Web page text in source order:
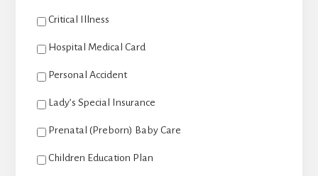
Critical Illness
Hospital Medical Card
Personal Accident
Lady’s Special Insurance
Prenatal (Preborn) Baby Care
Children Education Plan